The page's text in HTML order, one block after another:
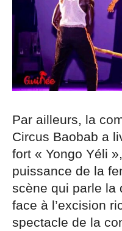
Par ailleurs, la
Circus Baobab a
fort « Yongo Yéli
puissance de la
scène qui parle la
face à l’excision
spectacle de la